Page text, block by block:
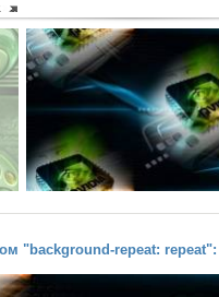
В реальном размере600x375
"background-repeat: repeat":